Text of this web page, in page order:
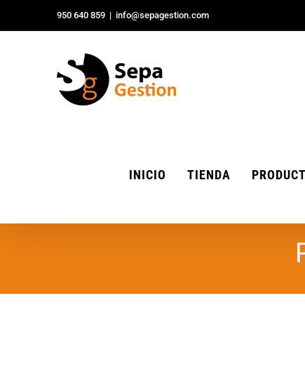
al
950 640 859 | info@sepagestion.com
INICIO TIENDA